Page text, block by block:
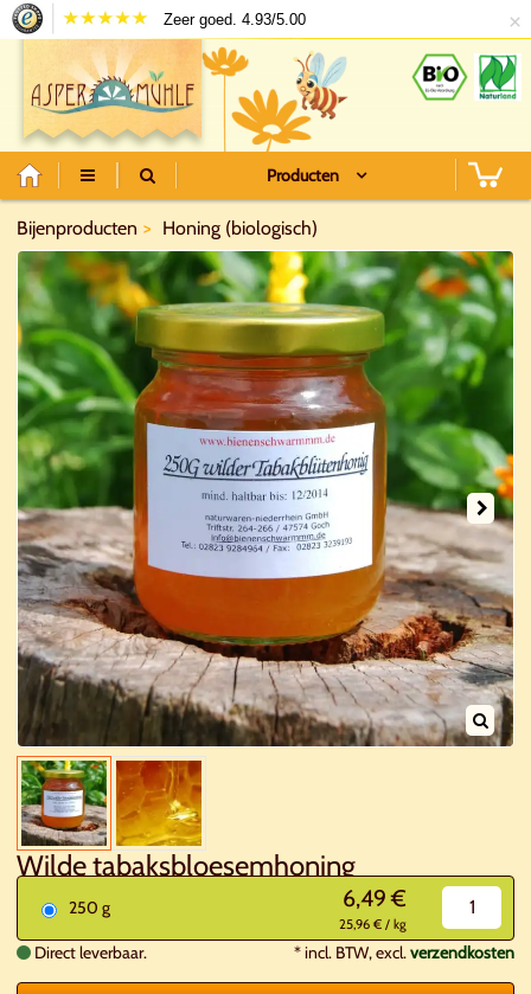
Zeer goed. 4.93/5.00 ×
Producten
Bijenproducten Honing (biologisch)
Wilde tabaksbloesemhoning
250 g 6,49 €
25,96 € / kg
Direct leverbaar. *incl. BTW, excl.verzendkosten